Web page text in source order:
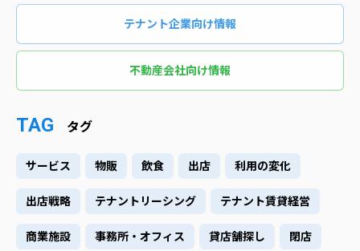
テナント企業向け情報
不動産会社向け情報
TAG タグ
サービス 物販 飲食 出店 利用の変化
出店戦略 テナントリーシング テナント賃貸経営
商業施設 事務所・オフィス 貸店舗探し 閉店